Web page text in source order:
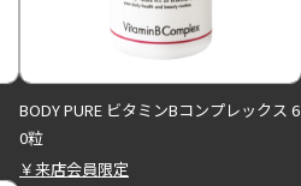
BODY PURE ビタミンBコンプレックス 6
0粒
￥来店会員限定